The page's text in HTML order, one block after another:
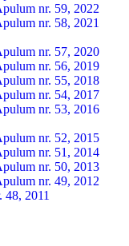
nr. 59, 2022
nr. 58, 2021
nr. 57, 2020
nr. 56, 2019
nr. 55, 2018
nr. 54, 2017
nr. 53, 2016
nr. 52, 2015
nr. 51, 2014
nr. 50, 2013
nr. 49, 2012
48, 2011